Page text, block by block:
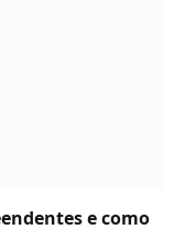
e como